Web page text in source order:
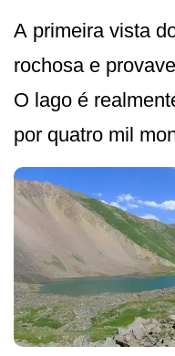
A primeira vista
rochosa e
O lago é
por quatro mil